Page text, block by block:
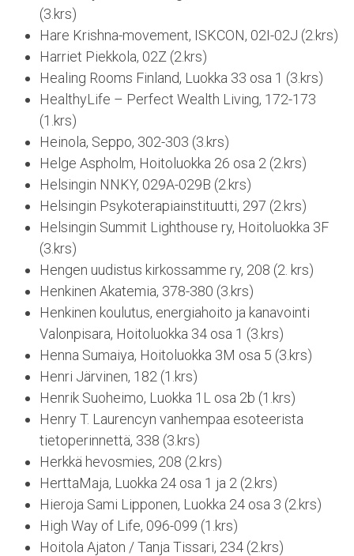
(3.krs)
Hare Krishna-movement, ISKCON, 02I-02J (2.krs)
Harriet Piekkola, 02Z (2.krs)
Healing Rooms Finland, Luokka 33 osa 1 (3.krs)
HealthyLife – Perfect Wealth Living, 172-173
(1.krs)
Heinola, Seppo, 302-303 (3.krs)
Helge Aspholm, Hoitoluokka 26 osa 2 (2.krs)
Helsingin NNKY, 029A-029B (2.krs)
Helsingin Psykoterapiainstituutti, 297 (2.krs)
Helsingin Summit Lighthouse ry, Hoitoluokka 3F
(3.krs)
Hengen uudistus kirkossamme ry, 208 (2. krs)
Henkinen Akatemia, 378-380 (3.krs)
Henkinen koulutus, energiahoito ja kanavointi
Valonpisara, Hoitoluokka 34 osa 1 (3.krs)
Henna Sumaiya, Hoitoluokka 3M osa 5 (3.krs)
Henri Järvinen, 182 (1.krs)
Henrik Suoheimo, Luokka 1L osa 2b (1.krs)
Henry T. Laurencyn vanhempaa esoteerista
tietoperinnettä, 338 (3.krs)
Herkkä hevosmies, 208 (2.krs)
HerttaMaja, Luokka 24 osa 1 ja 2 (2.krs)
Hieroja Sami Lipponen, Luokka 24 osa 3 (2.krs)
High Way of Life, 096-099 (1.krs)
Hoitola Ajaton / Tanja Tissari, 234 (2.krs)